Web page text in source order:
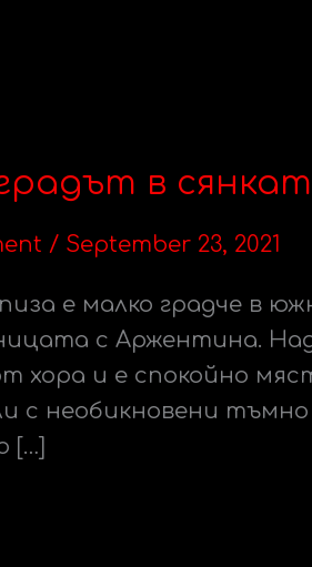
градът в
/ September 23, 2021
е малко градче в
с Аржентина.
хора и е спокойно
с необикновени
[…]